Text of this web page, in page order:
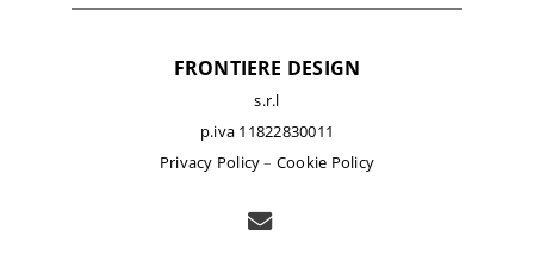
FRONTIERE DESIGN
s.r.l
p.iva 11822830011
Privacy Policy– Cookie Policy